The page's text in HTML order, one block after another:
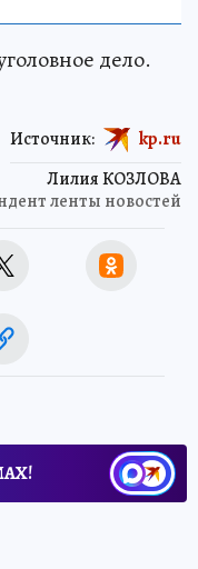
дело.
Лилия КОЗЛОВА
ленты новостей
Источник: kp.ru